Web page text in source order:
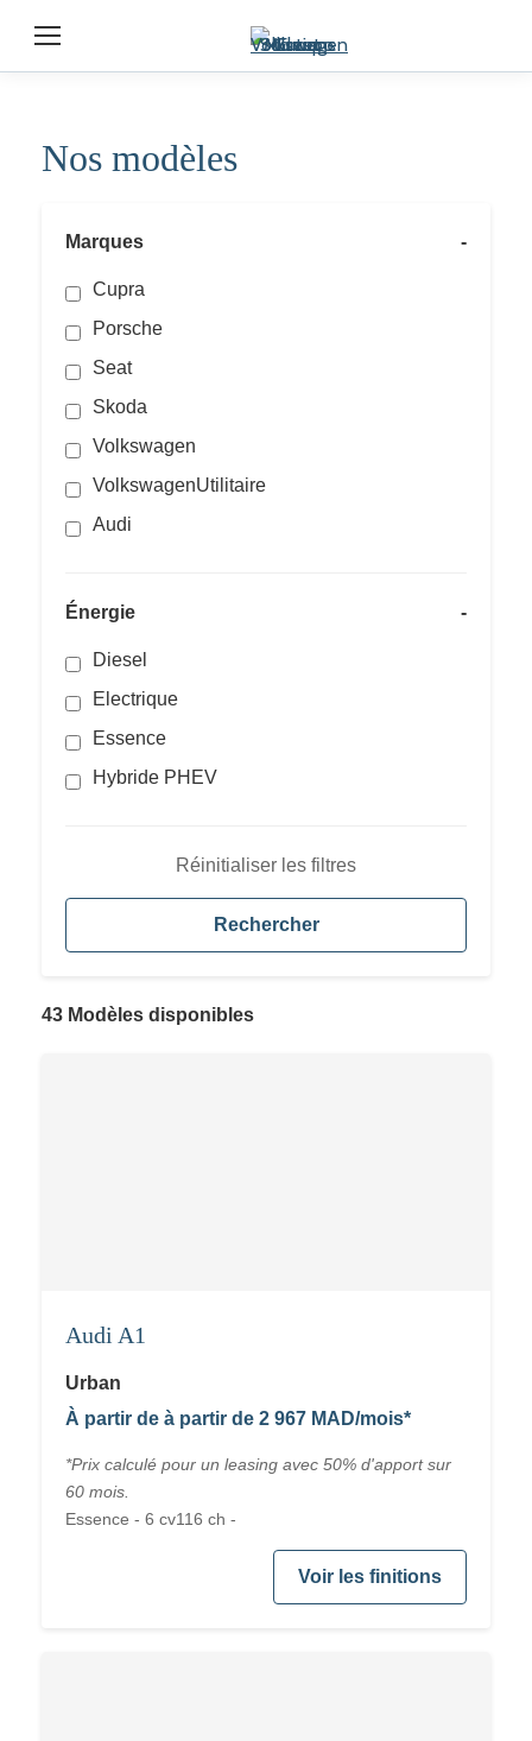
Nos modèles
Marques -
Cupra
Porsche
Seat
Skoda
Volkswagen
VolkswagenUtilitaire
Audi
Énergie -
Diesel
Electrique
Essence
Hybride PHEV
Réinitialiser les filtres
Rechercher
43 Modèles disponibles
Audi A1
Urban
À partir de à partir de 2 967 MAD/mois*
*Prix calculé pour un leasing avec 50% d'apport sur
60 mois.
Essence - 6 cv116 ch -
Voir les finitions